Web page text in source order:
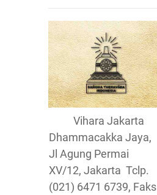
Vihara Jakarta
Dhammacakka Jaya,
Jl Agung Permai
XV/12, Jakarta Tclp.
(021) 6471 6739, Faks